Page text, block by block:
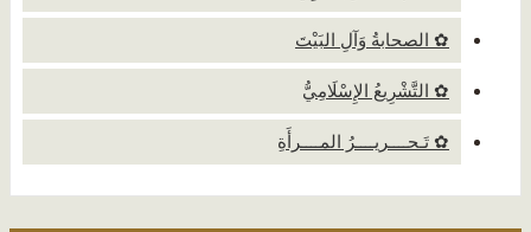
✿ الصحابةُ وَآلِ البَيْتَ
✿ التَّشْرِيعُ الإِسْلَامِيُّ
✿ تَـحــــريــــرُ المــــرأَةِ